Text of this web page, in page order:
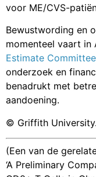
voor ME/CVS-
Bewustwording en
momenteel vaart in
Estimate Committee
onderzoek en
benadrukt met
aandoening.
© Griffith University.
(Een van de
‘A Preliminary